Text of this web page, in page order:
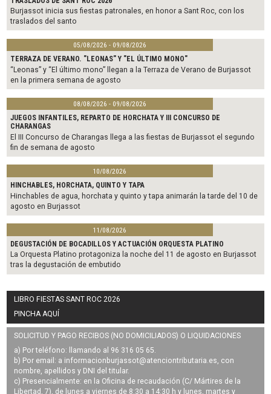
Burjassot inicia sus fiestas patronales, en honor a Sant Roc, con los
traslados del santo
05/08/2026 - 09/08/2026
TERRAZA DE VERANO. "LEONAS" Y "EL ÚLTIMO MONO"
“Leonas” y “El último mono” llegan a la Terraza de Verano de Burjassot
en la primera semana de agosto
08/08/2026 - 09/08/2026
JUEGOS INFANTILES, REPARTO DE HORCHATA Y III CONCURSO DE
CHARANGAS
El III Concurso de Charangas llega a las fiestas de Burjassot el segundo
fin de semana de agosto
10/08/2026
HINCHABLES, HORCHATA, QUINTO Y TAPA
Hinchables de agua, horchata y quinto y tapa animarán la tarde del 10 de
agosto en Burjassot
11/08/2026
DEGUSTACIÓN DE BOCADILLOS Y ACTUACIÓN ORQUESTA PLATINO
La Orquesta Platino protagoniza la noche del 11 de agosto en Burjassot
tras la degustación de embutido
LIBRO FIESTAS SANT ROC 2026
PINCHA AQUÍ
SOLICITUD Y PAGO RECIBOS (NO DOMICILIADOS) O LIQUIDACIONES
a) Por teléfono: llamando al 96 316 05 65.
b) Por email: a informacionburjassot@atenciontributaria.es, con
nombre, apellidos y DNI del titular.
c) Presencialmente: en la Oficina de recaudación (C/ Mártires de la
Libertad, 7), de lunes a viernes de 8:30 a 14:30 h y lunes, martes y